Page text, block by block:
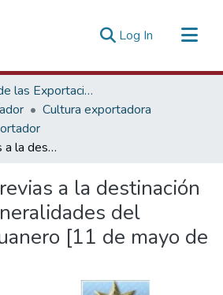
Log In (current)
Promoción de las Exportaciones
Cultura exportadora
Diligencias previas a la destinación aduanera, generalidades del despacho aduanero [11 de mayo de 2016]
a la destinación
del
[11 de mayo de